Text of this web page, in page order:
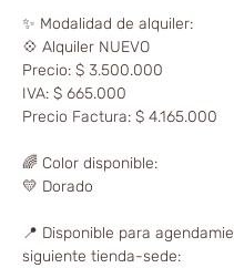
✨ Modalidad de alquiler:
💠 Alquiler NUEVO
Precio: $ 3.500.000
IVA: $ 665.000
Precio Factura: $ 4.165.000
🌈 Color disponible:
💛 Dorado
📍 Disponible para
siguiente tienda-sede: